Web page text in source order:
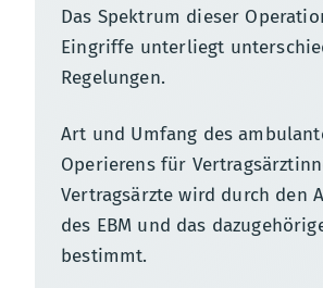
Das Spektrum dieser
Eingriffe unterliegt
Regelungen.
Art und Umfang des
Operierens für
Vertragsärzte wird durch den
des EBM und das
bestimmt.